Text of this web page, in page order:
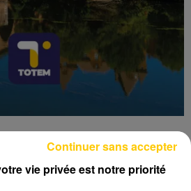
vie privée est notre priorité
Continuer sans accepter